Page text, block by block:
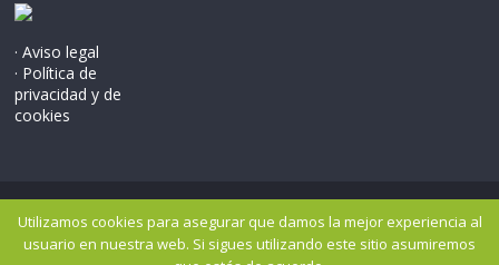
· Aviso legal
· Política de
privacidad y de
cookies
Copyright © 2026Cuaderno Agrario. Todos los derechos
reservados..
ThemeGrill . Potenciado por
Utilizamos cookies para asegurar que damos la mejor experiencia al
usuario en nuestra web. Si sigues utilizando este sitio asumiremos